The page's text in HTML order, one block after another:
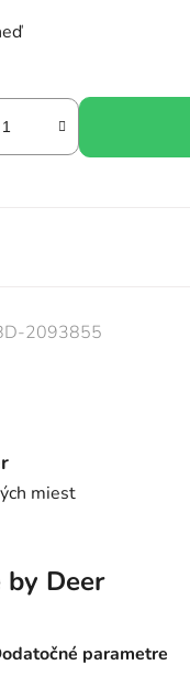
2093855
miest
by Deer
parametre